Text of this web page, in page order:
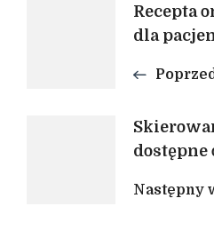
wpisu
Recepta
dla
Następny